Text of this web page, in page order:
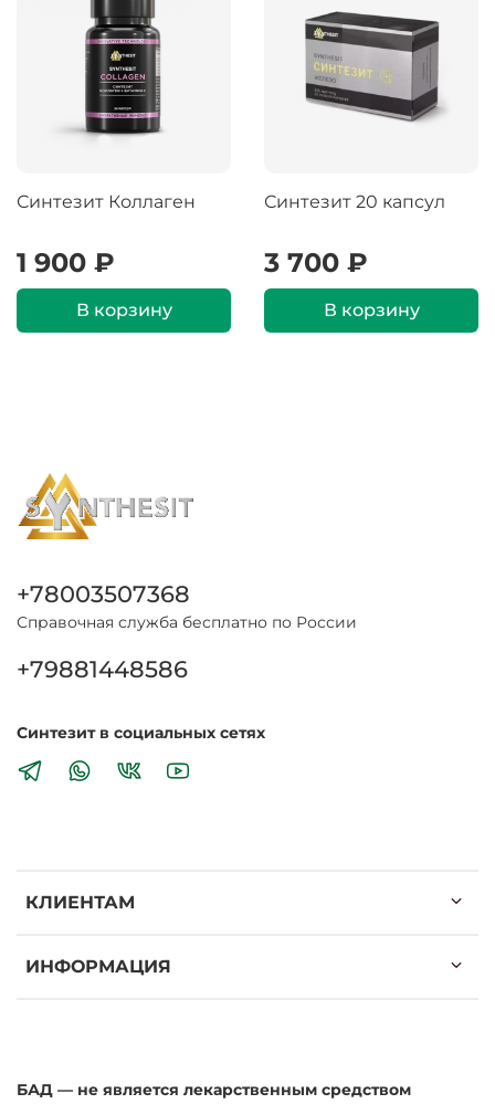
Синтезит Коллаген
1 900 ₽
В корзину
Синтезит 20 капсул
3 700 ₽
В корзину
КЛИЕНТАМ
ИНФОРМАЦИЯ
+78003507368
Справочная служба бесплатно по России
+79881448586
Синтезит в социальных сетях
БАД — не является лекарственным средством